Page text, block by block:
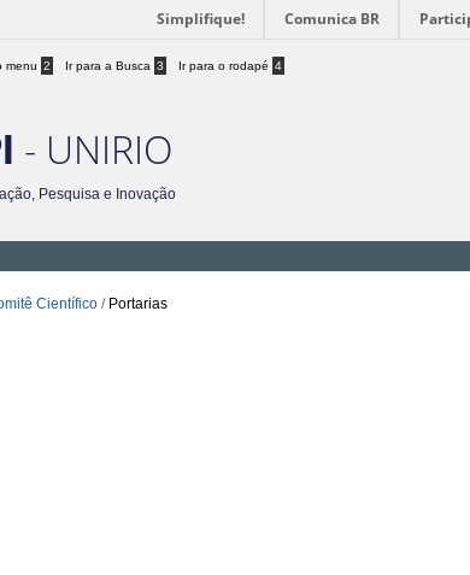
Simplifique! Comunica BR
menu 2 Ir para a Busca 3 Ir para o rodapé 4
- UNIRIO
Pesquisa e Inovação
Científico / Portarias